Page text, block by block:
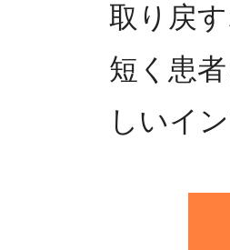
取り戻
短く患
しいイ